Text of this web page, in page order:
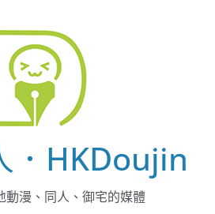
．HKDoujin
動漫、同人、御宅的媒體